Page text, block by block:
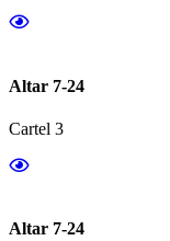
Altar 7-24
Cartel 3
Altar 7-24